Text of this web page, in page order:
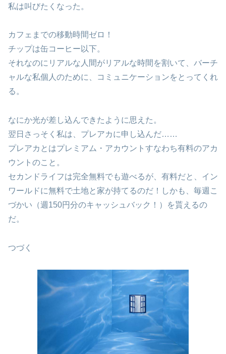
私は叫びたくなった。
カフェまでの移動時間ゼロ！
チップは缶コーヒー以下。
それなのにリアルな人間がリアルな時間を割いて、バーチ
ャルな私個人のために、コミュニケーションをとってくれ
る。
なにか光が差し込んできたように思えた。
翌日さっそく私は、プレアカに申し込んだ……
プレアカとはプレミアム・アカウントすなわち有料のアカ
ウントのこと。
セカンドライフは完全無料でも遊べるが、有料だと、イン
ワールドに無料で土地と家が持てるのだ！しかも、毎週こ
づかい（週150円分のキャッシュバック！）を貰えるの
だ。
つづく